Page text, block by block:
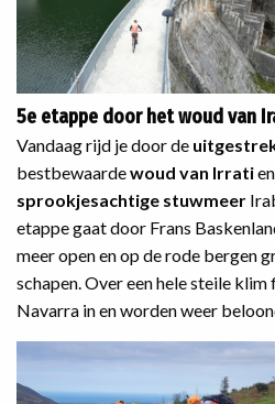
5e etappe door het woud van
Vandaag rijd je door de
bestbewaardewoud van Irrati
sprookjesachtige stuwmeer
etappe gaat door Frans
meer open en op de rode bergen
schapen. Over een hele steile
Navarra in en worden weer